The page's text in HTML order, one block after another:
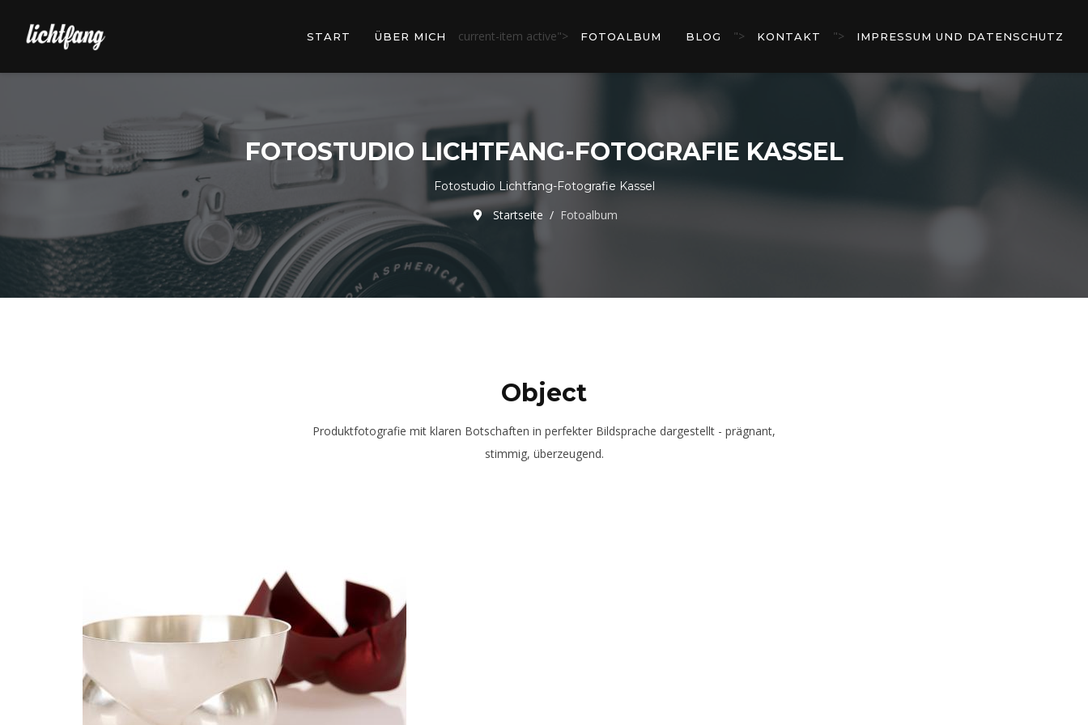
START ÜBER MICH current-item active"> FOTOALBUM BLOG "> KONTAKT "> IMPRESSUM UND DATENSCHUTZ
FOTOSTUDIO LICHTFANG-FOTOGRAFIE KASSEL
Fotostudio Lichtfang-Fotografie Kassel
Startseite Fotoalbum
Object
Produktfotografie mit klaren Botschaften in perfekter Bildsprache dargestellt - prägnant,
stimmig, überzeugend.